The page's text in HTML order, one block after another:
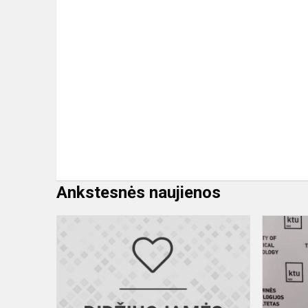
Ankstesnės naujienos
Robotics“
Latvijos
robotikos
čempionato
RTU